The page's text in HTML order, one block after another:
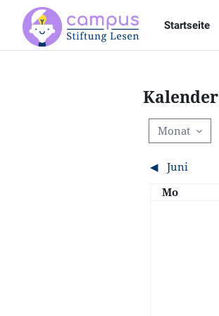
Zum Hauptinhalt
Startseite
Kalender
Monat
◀︎ Juni
Montag
Mo